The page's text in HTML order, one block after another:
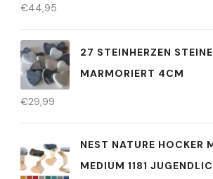
€44,95
27 STEINHERZEN
MARMORIERT 4CM
€29,99
NEST NATURE HOCKER
MEDIUM 1181